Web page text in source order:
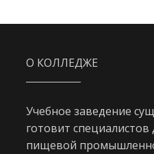
О КОЛЛЕДЖЕ
Учебное заведение
готовит
пищевой